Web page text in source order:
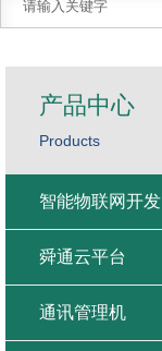
产品中心
Products
智能物联网开发
舜通云平台
通讯管理机